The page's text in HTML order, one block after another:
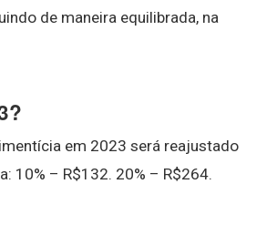
de maneira equilibrada, na
em 2023 será reajustado
10% – R$132. 20% – R$264.